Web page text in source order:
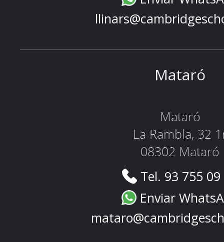
Mataró
Mataró
La Rambla, 32
08302 Mataró
Tel. 93 755
Enviar